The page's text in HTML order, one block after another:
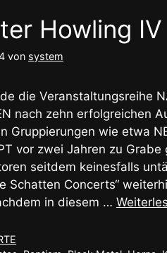
Howling
von system
die Veranstaltungsreihe
nach zehn erfolgreichen
Gruppierungen wie etwa
vor zwei Jahren zu
seitdem keinesfalls
Schatten Concerts“
in diesem …